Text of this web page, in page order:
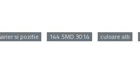
si pozitie 144 SMD 3014 culoare alb